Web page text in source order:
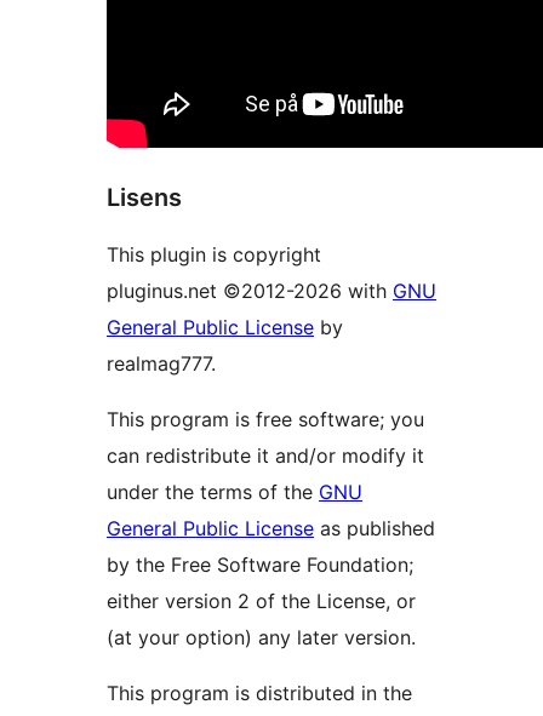
Lisens
This plugin is copyright
pluginus.net ©2012-2026 with GNU
General Public License by
realmag777.
This program is free software; you
can redistribute it and/or modify it
under the terms of the GNU
General Public License as published
by the Free Software Foundation;
either version 2 of the License, or
(at your option) any later version.
This program is distributed in the